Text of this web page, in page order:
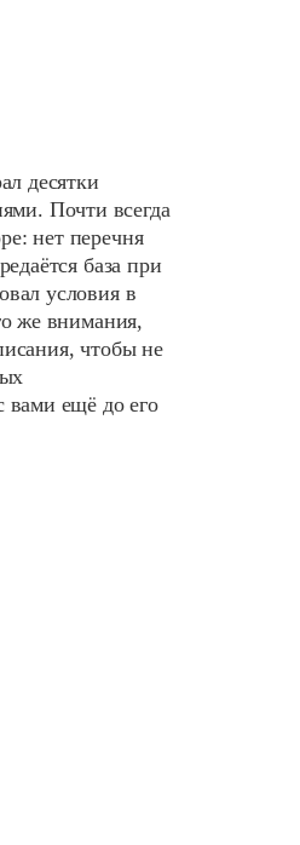
десятки
Почти всегда
нет перечня
база при
условия в
же внимания,
чтобы не
вами ещё до его